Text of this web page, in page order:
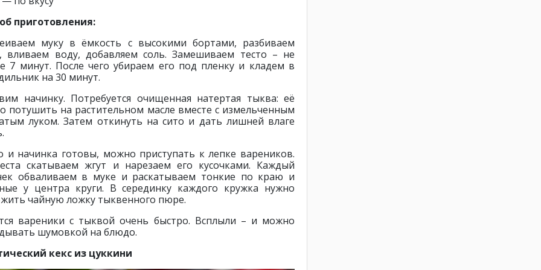
приготовления:
муку в ёмкость с высокими бортами, разбиваем
вливаем воду, добавляем соль. Замешиваем тесто – не
7 минут. После чего убираем его под пленку и кладем в
на 30 минут.
начинку. Потребуется очищенная натертая тыква: её
потушить на растительном масле вместе с измельченным
луком. Затем откинуть на сито и дать лишней влаге
и начинка готовы, можно приступать к лепке вареников.
скатываем жгут и нарезаем его кусочками. Каждый
обваливаем в муке и раскатываем тонкие по краю и
у центра круги. В серединку каждого кружка нужно
чайную ложку тыквенного пюре.
вареники с тыквой очень быстро. Всплыли – и можно
шумовкой на блюдо.
кекс из цуккини